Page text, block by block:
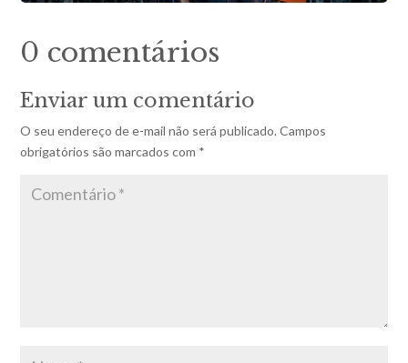
0 comentários
Enviar um comentário
O seu endereço de e-mail não será publicado. Campos
obrigatórios são marcados com *